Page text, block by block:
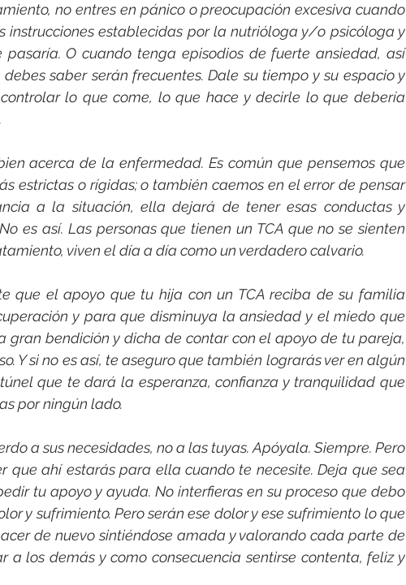
no entres en pánico o preocupación excesiva cuando
instrucciones establecidas por la nutrióloga y/o psicóloga y
O cuando tenga episodios de fuerte ansiedad, así
saber serán frecuentes. Dale su tiempo y su espacio y
lo que come, lo que hace y decirle lo que debería
acerca de la enfermedad. Es común que pensemos que
estrictas o rígidas; o también caemos en el error de pensar
a la situación, ella dejará de tener esas conductas y
es así. Las personas que tienen un TCA que no se sienten
viven el día a día como un verdadero calvario.
el apoyo que tu hija con un TCA reciba de su familia
y para que disminuya la ansiedad y el miedo que
gran bendición y dicha de contar con el apoyo de tu pareja,
Y si no es así, te aseguro que también lograrás ver en algún
que te dará la esperanza, confianza y tranquilidad que
por ningún lado.
a sus necesidades, no a las tuyas. Apóyala. Siempre. Pero
que ahí estarás para ella cuando te necesite. Deja que sea
tu apoyo y ayuda. No interfieras en su proceso que debo
y sufrimiento. Pero serán ese dolor y ese sufrimiento lo que
de nuevo sintiéndose amada y valorando cada parte de
los demás y como consecuencia sentirse contenta, feliz y